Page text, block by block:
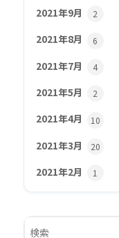
2021年9月 2
2021年8月 6
2021年7月 4
2021年5月 2
2021年4月 10
2021年3月 20
2021年2月 1